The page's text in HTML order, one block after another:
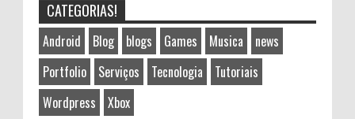
CATEGORIAS!
Android Blog blogs Games Musica
news
Portfolio
Serviços Tecnologia
Tutoriais
Wordpress
Xbox